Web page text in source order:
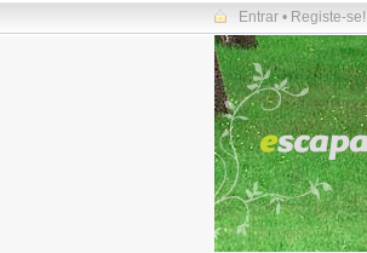
Entrar • Registe-se!